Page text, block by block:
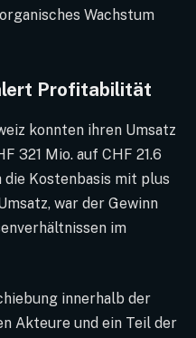
Wachstum
Profitabilität
konnten ihren Umsatz
321 Mio. auf CHF 21.6
die Kostenbasis mit plus
war der Gewinn
im
innerhalb der
Akteure und ein Teil der